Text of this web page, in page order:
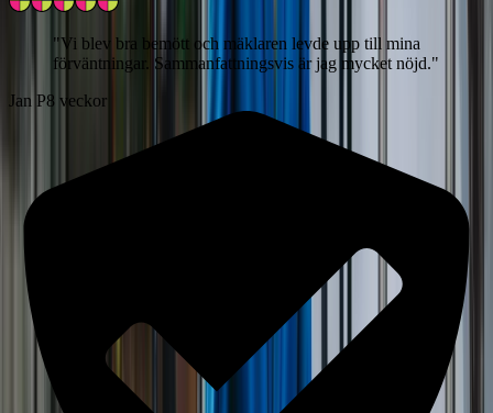
"Vi blev bra bemött och mäklaren levde upp till mina
förväntningar. Sammanfattningsvis är jag mycket nöjd."
Jan P8 veckor